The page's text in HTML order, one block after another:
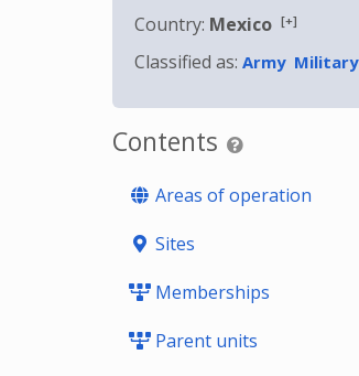
Country: Mexico [+]
Classified as: Army Military
Contents
Areas of operation
Sites
Memberships
Parent units